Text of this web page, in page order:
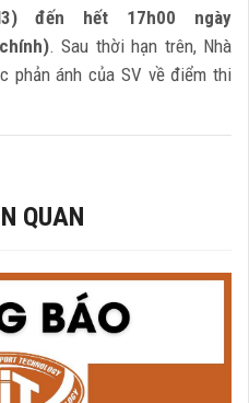
đến hết 17h00 ngày
. Sau thời hạn trên, Nhà
phản ánh của SV về điểm thi
QUAN